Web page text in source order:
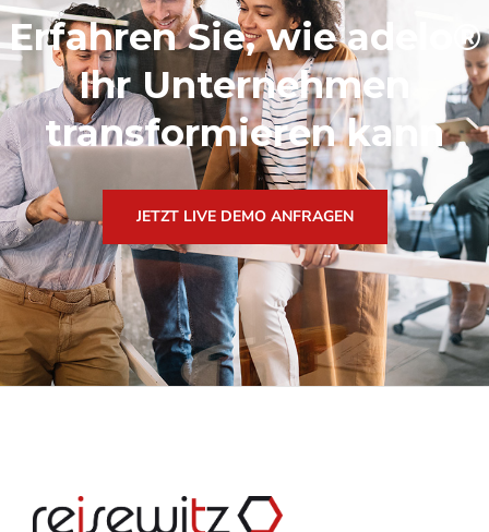
Erfahren Sie, wie adelo®
Ihr Unternehmen
transformieren kann
JETZT LIVE DEMO ANFRAGEN